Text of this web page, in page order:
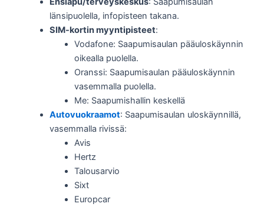
länsipuolella, infopisteen takana.
SIM-kortin myyntipisteet:
Vodafone: Saapumisaulan pääuloskäynnin
oikealla puolella.
Oranssi: Saapumisaulan pääuloskäynnin
vasemmalla puolella.
Me: Saapumishallin keskellä
Autovuokraamot: Saapumisaulan uloskäynnillä,
vasemmalla rivissä:
Avis
Hertz
Talousarvio
Sixt
Europcar